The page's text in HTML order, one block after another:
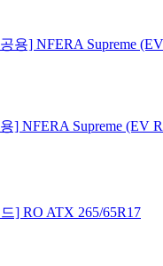
] NFERA Supreme (EV